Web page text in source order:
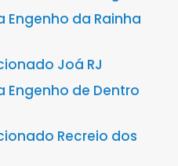
Engenho da Rainha
Joá RJ
Engenho de Dentro
Recreio dos